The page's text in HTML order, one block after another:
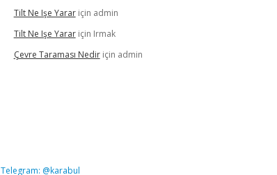
Tilt Ne Işe Yarariçin admin
Tilt Ne Işe Yarariçin Irmak
Çevre Taraması Nediriçin admin
Telegram: @karabul